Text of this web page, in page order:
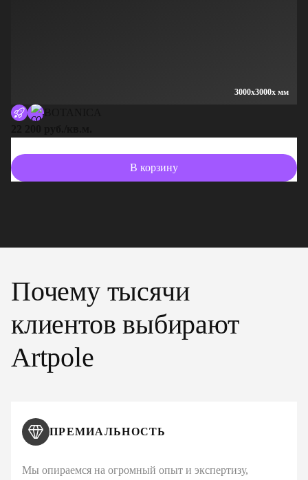
3000x3000x мм
В корзину
Почему тысячи
клиентов выбирают
Artpole
ПРЕМИАЛЬНОСТЬ
Мы опираемся на огромный опыт и экспертизу,